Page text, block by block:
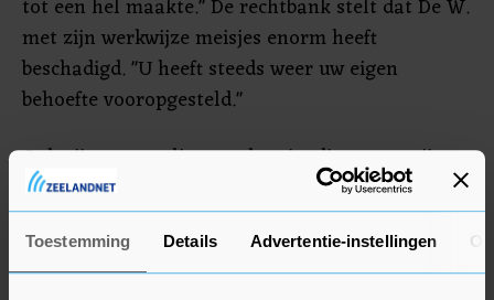
Toestemming Details Advertentie-instellingen
tot een hel maakte." De rechtbank stelt dat De W.
met zijn werkwijze meisjes enorm heeft
beschadigd. "U heeft steeds weer uw eigen
behoefte vooropgesteld."
Ook zijn voormalige goede vriendinnen en zijn
toenmalige vriendin werden de dupe. De impact
op de doorgaans kwetsbare slachtoffers was
groot. Veel van hen zochten psychologische hulp,
sommigen kregen suïcidale gedachten.